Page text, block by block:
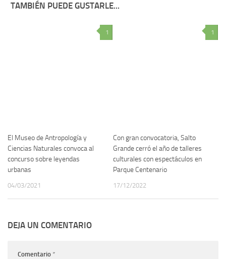
TAMBIÉN PUEDE GUSTARLE...
1
El Museo de Antropología y
Ciencias Naturales convoca al
concurso sobre leyendas
urbanas
04/03/2021
1
Con gran convocatoria, Salto
Grande cerró el año de talleres
culturales con espectáculos en
Parque Centenario
17/12/2022
DEJA UN COMENTARIO
Comentario *